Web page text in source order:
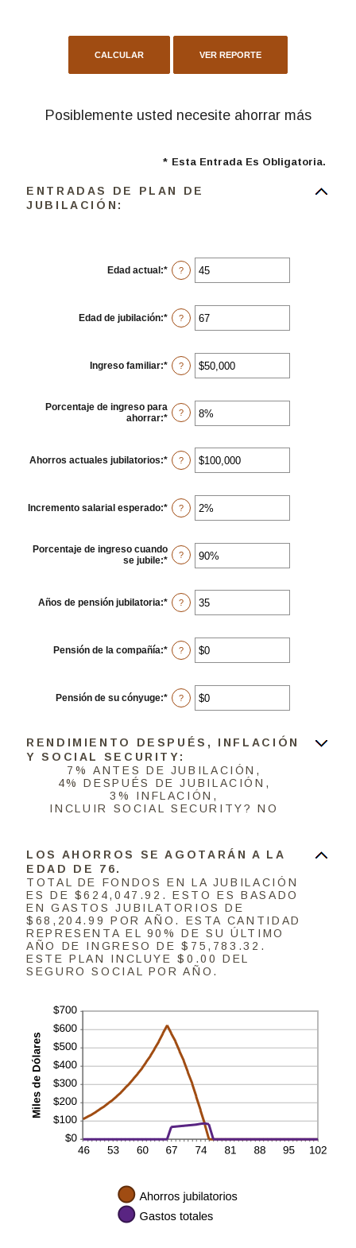
Posiblemente usted necesite ahorrar más
* Esta Entrada Es Obligatoria.
ENTRADAS DE PLAN DE
JUBILACIÓN:
Edad actual:* Ingresa
un
14
y
?
Edad de jubilación:* Ingresa
un
10
y
?
Ingreso familiar:* Ingresa
un
$1
y
?
Porcentaje de ingreso para
ahorrar:* Ingresa
entre
0%
?
Ahorros actuales jubilatorios:* Ingresa
un
$0
y
?
Incremento salarial esperado:* Ingresa
un
0%
y
?
Porcentaje de ingreso cuando
se jubile:* Ingresa
entre
40%
?
Años de pensión jubilatoria:* Ingresa
un
1
y
?
Pensión de la compañía:* Ingresa
un
$0
y
?
Pensión de su cónyuge:* Ingresa
un
$0
y
$20,000
?
RENDIMIENTO DESPUÉS, INFLACIÓN
Y SOCIAL SECURITY:
7% ANTES DE JUBILACIÓN,
4% DESPUÉS DE JUBILACIÓN,
3% INFLACIÓN,
INCLUIR SOCIAL SECURITY? NO
LOS AHORROS SE AGOTARÁN A LA
EDAD DE 76.
TOTAL DE FONDOS EN LA JUBILACIÓN
ES DE $624,047.92. ESTO ES BASADO
EN GASTOS JUBILATORIOS DE
$68,204.99 POR AÑO. ESTA CANTIDAD
REPRESENTA EL 90% DE SU ÚLTIMO
AÑO DE INGRESO DE $75,783.32.
ESTE PLAN INCLUYE $0.00 DEL
SEGURO SOCIAL POR AÑO.